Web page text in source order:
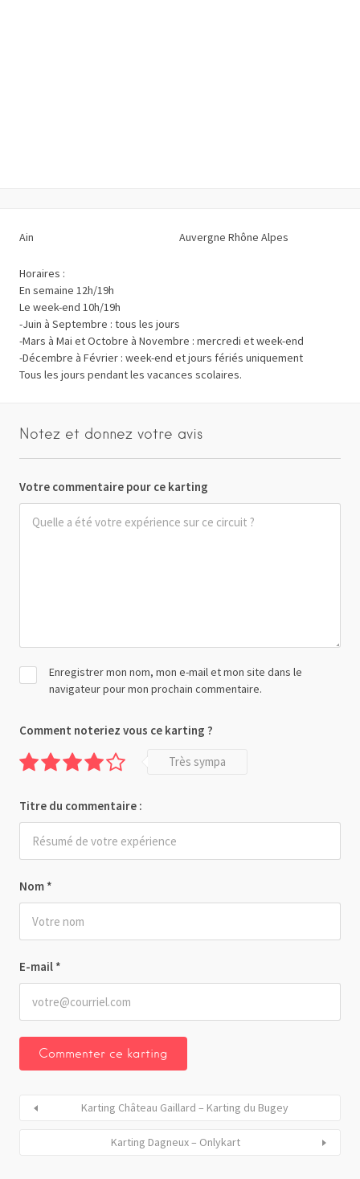
Ain Auvergne Rhône Alpes
Horaires :
En semaine 12h/19h
Le week-end 10h/19h
-Juin à Septembre : tous les jours
-Mars à Mai et Octobre à Novembre : mercredi et week-end
-Décembre à Février : week-end et jours fériés uniquement
Tous les jours pendant les vacances scolaires.
Notez et donnez votre avis
Votre commentaire pour ce karting
Nom *
E-mail *
Enregistrer mon nom, mon e-mail et mon site dans le
navigateur pour mon prochain commentaire.
Comment noteriez vous ce karting ?
Très sympa
Titre du commentaire :
Karting Château Gaillard – Karting du Bugey
Karting Dagneux – Onlykart